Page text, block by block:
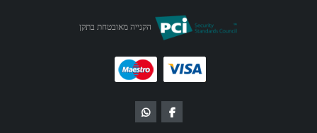
הקנייה מאובטחת בתקן